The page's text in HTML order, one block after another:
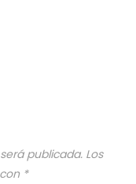
publicada. Los
*